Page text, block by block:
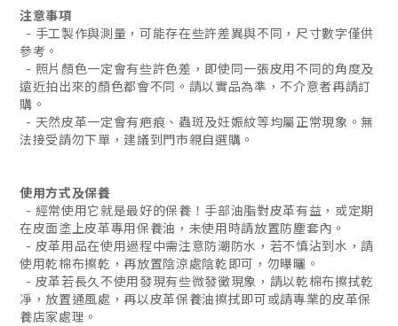
注意事項
- 手工製作與測量，可能存在些許差異與不同，尺寸數字僅供
參考。
- 照片顏色一定會有些許色差，即使同一張皮用不同的角度及
遠近拍出來的顏色都會不同。請以實品為準，不介意者再請訂
購。
- 天然皮革一定會有疤痕、蟲斑及妊娠紋等均屬正常現象。無
法接受請勿下單，建議到門市親自選購。
使用方式及保養
- 經常使用它就是最好的保養！手部油脂對皮革有益，或定期
在皮面塗上皮革專用保養油，未使用時請放置防塵套內。
- 皮革用品在使用過程中需注意防潮防水，若不慎沾到水，請
使用乾棉布擦乾，再放置陰涼處陰乾即可，勿曝曬。
- 皮革若長久不使用發現有些微發黴現象，請以乾棉布擦拭乾
凈，放置通風處，再以皮革保養油擦拭即可或請專業的皮革保
養店家處理。